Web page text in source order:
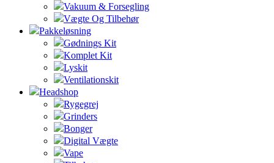
Vakuum & Forsegling
Vægte Og Tilbehør
Pakkeløsning
Gødnings Kit
Komplet Kit
Lyskit
Ventilationskit
Headshop
Rygegrej
Grinders
Bonger
Digital Vægte
Vape